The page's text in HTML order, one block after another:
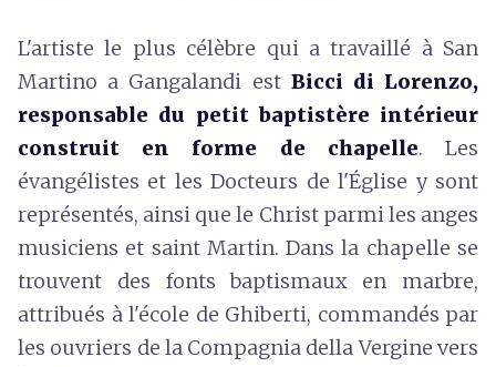
L'artiste le plus célèbre qui a travaillé à San
Martino a Gangalandi est Bicci di Lorenzo,
responsable du petit baptistère intérieur
construit en forme de chapelle. Les
évangélistes et les Docteurs de l'Église y sont
représentés, ainsi que le Christ parmi les anges
musiciens et saint Martin. Dans la chapelle se
trouvent des fonts baptismaux en marbre,
attribués à l'école de Ghiberti, commandés par
les ouvriers de la Compagnia della Vergine vers